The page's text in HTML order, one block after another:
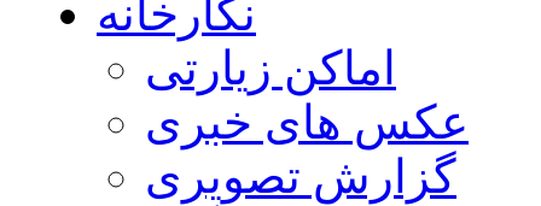
نگارخانه
اماکن زیارتی
عکس های خبری
گزارش تصویری